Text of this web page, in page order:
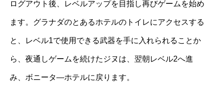
ログアウト後、レベルアップを目指し再びゲームを始め
ます。グラナダのとあるホテルのトイレにアクセスする
と、レベル1で使用できる武器を手に入れられることか
ら、夜通しゲームを続けたジヌは、翌朝レベル2へ進
み、ボニータ―ホテルに戻ります。